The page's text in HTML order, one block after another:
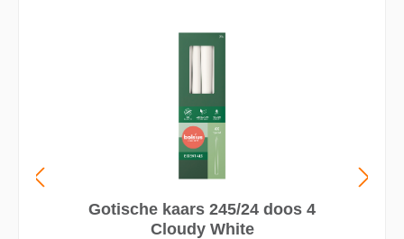
Gotische kaars 245/24 doos 4
Cloudy White